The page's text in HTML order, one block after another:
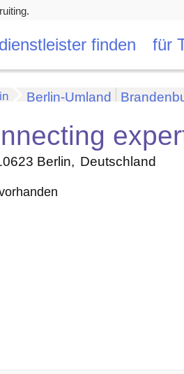
finden für
Berlin-Umland
Berlin Deutschland